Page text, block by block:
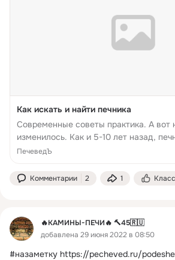
Как искать и найти печника
Современные советы практика. А вот
изменилось. Как и 5-10 лет назад,
ПечеведЪ
Комментарии 2 1
🔥КАМИНЫ-ПЕЧИ🔥 🔨45🇷🇺
добавлена 29 июня 2022 в 08:50
#назаметку https://pecheved.ru/